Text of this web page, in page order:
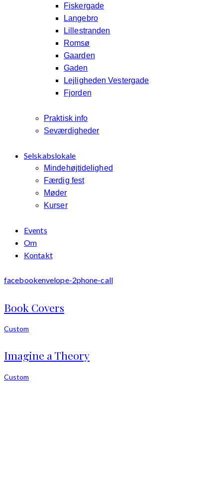
Fiskergade
Langebro
Lillestranden
Romsø
Gaarden
Gaden
Lejligheden Vestergade
Fjorden
Praktisk info
Seværdigheder
Selskabslokale
Mindehøjtidelighed
Færdig fest
Møder
Kurser
Events
Om
Kontakt
facebookenvelope-2phone-call
Book Covers
Custom
Imagine a Theory
Custom